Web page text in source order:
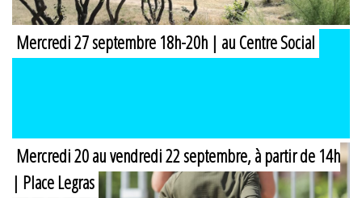
Mercredi 27 septembre 18h-20h | au Centre Social
Mercredi 20 au vendredi 22 septembre, à partir de 14h
| Place Legras